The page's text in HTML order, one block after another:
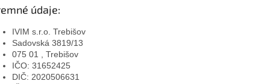
údaje:
IVIM s.r.o. Trebišov
Sadovská 3819/13
075 01 , Trebišov
IČO: 31652425
DIČ: 2020506631